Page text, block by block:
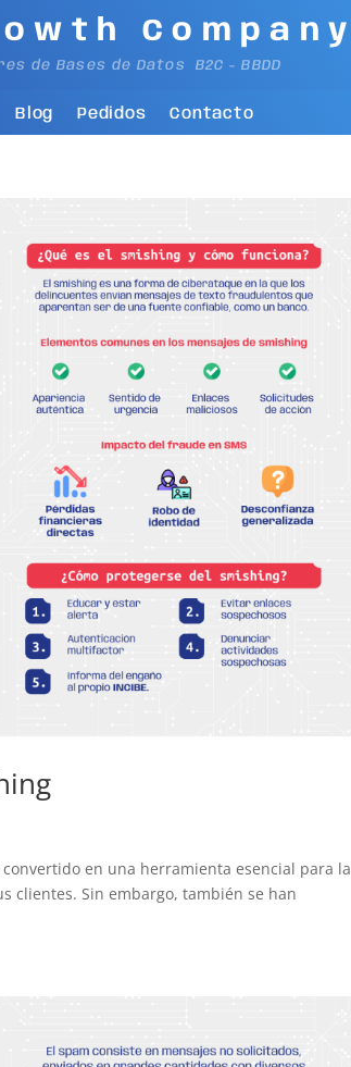
Company
de Bases de Datos B2C - BBDD
Blog Pedidos Contacto
en una herramienta esencial para la
clientes. Sin embargo, también se han